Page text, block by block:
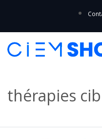
thérapies